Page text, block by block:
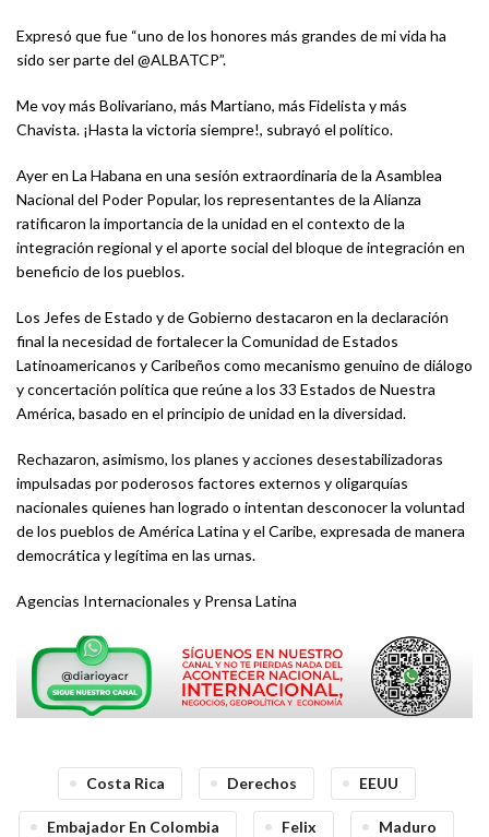
Expresó que fue “uno de los honores más grandes de mi vida ha
sido ser parte del @ALBATCP”.
Me voy más Bolivariano, más Martiano, más Fidelista y más
Chavista. ¡Hasta la victoria siempre!, subrayó el político.
Ayer en La Habana en una sesión extraordinaria de la Asamblea
Nacional del Poder Popular, los representantes de la Alianza
ratificaron la importancia de la unidad en el contexto de la
integración regional y el aporte social del bloque de integración en
beneficio de los pueblos.
Los Jefes de Estado y de Gobierno destacaron en la declaración
final la necesidad de fortalecer la Comunidad de Estados
Latinoamericanos y Caribeños como mecanismo genuino de diálogo
y concertación política que reúne a los 33 Estados de Nuestra
América, basado en el principio de unidad en la diversidad.
Rechazaron, asimismo, los planes y acciones desestabilizadoras
impulsadas por poderosos factores externos y oligarquías
nacionales quienes han logrado o intentan desconocer la voluntad
de los pueblos de América Latina y el Caribe, expresada de manera
democrática y legítima en las urnas.
Agencias Internacionales y Prensa Latina
Costa Rica Derechos EEUU
Embajador En Colombia Felix Maduro